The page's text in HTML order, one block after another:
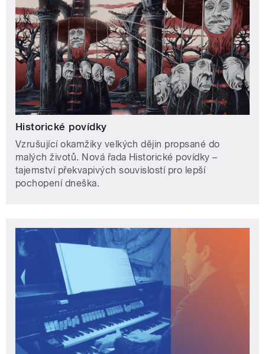
Historické povídky
Vzrušující okamžiky velkých dějin propsané do
malých životů. Nová řada Historické povídky –
tajemství překvapivých souvislostí pro lepší
pochopení dneška.